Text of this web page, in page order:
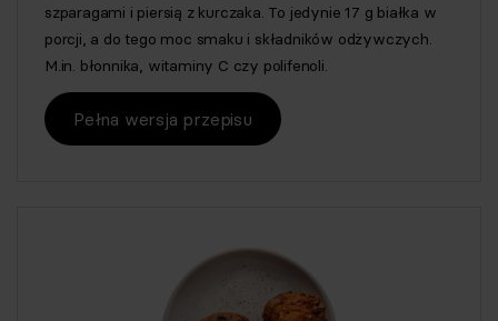
szparagami i piersią z kurczaka. To jedynie 17 g białka w
porcji, a do tego moc smaku i składników odżywczych.
M.in. błonnika, witaminy C czy polifenoli.
Pełna wersja przepisu